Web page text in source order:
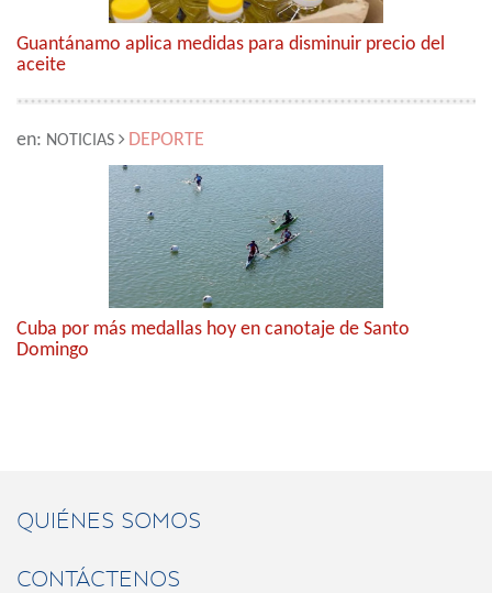
Guantánamo aplica medidas para disminuir precio del
aceite
en: NOTICIAS DEPORTE
Cuba por más medallas hoy en canotaje de Santo
Domingo
QUIÉNES SOMOS
CONTÁCTENOS